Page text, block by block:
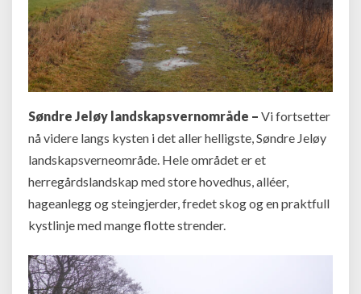
Søndre Jeløy landskapsvernområde – Vi fortsetter
nå videre langs kysten i det aller helligste, Søndre Jeløy
landskapsverneområde. Hele området er et
herregårdslandskap med store hovedhus, alléer,
hageanlegg og steingjerder, fredet skog og en praktfull
kystlinje med mange flotte strender.